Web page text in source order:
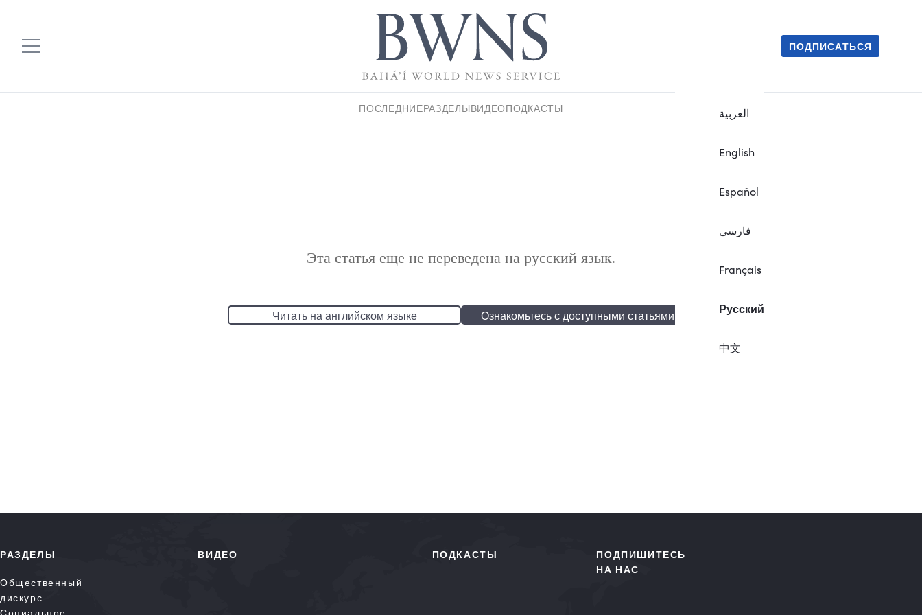
العربية
English
Español
فارسی
Français
Русский
中文
ПОДПИСАТЬСЯ
ПОСЛЕДНИЕРАЗДЕЛЫВИДЕОПОДКАСТЫ
Эта статья еще не переведена на русский язык.
Читать на английском языке Ознакомьтесь с доступными статьями
РАЗДЕЛЫ
Общественный
дискурс
Социальное
ВИДЕО ПОДКАСТЫ
ПОДПИШИТЕСЬ
НА НАС